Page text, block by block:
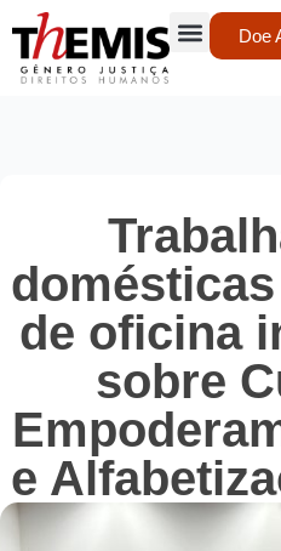
Doe
de oficina
sobre
e